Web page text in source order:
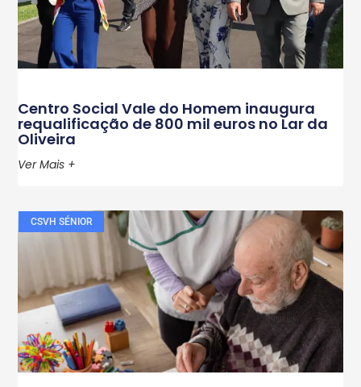
Centro Social Vale do Homem inaugura
requalificação de 800 mil euros no Lar da
Oliveira
Ver Mais +
CSVH SÉNIOR